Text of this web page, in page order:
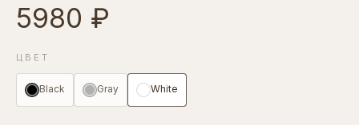
5980 ₽
ЦВЕТ
Black Gray White